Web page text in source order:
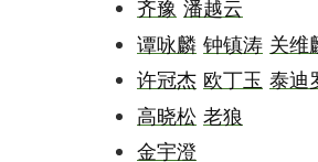
齐豫 潘越云
谭咏麟 钟镇涛 关维
许冠杰 欧丁玉 泰迪
高晓松 老狼
金宇澄